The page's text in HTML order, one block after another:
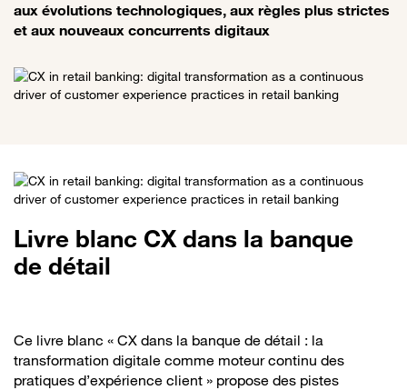
aux évolutions technologiques, aux règles plus strictes
et aux nouveaux concurrents digitaux
Livre blanc CX dans la banque
de détail
Ce livre blanc « CX dans la banque de détail : la
transformation digitale comme moteur continu des
pratiques d’expérience client » propose des pistes